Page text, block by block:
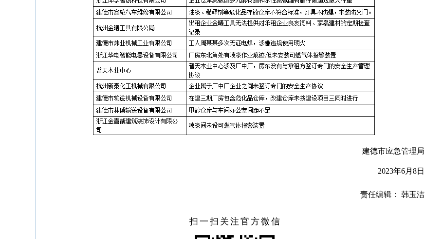
建德市应急管理局
2023年6月8日
责任编辑： 韩玉洁
扫一扫关注官方微信